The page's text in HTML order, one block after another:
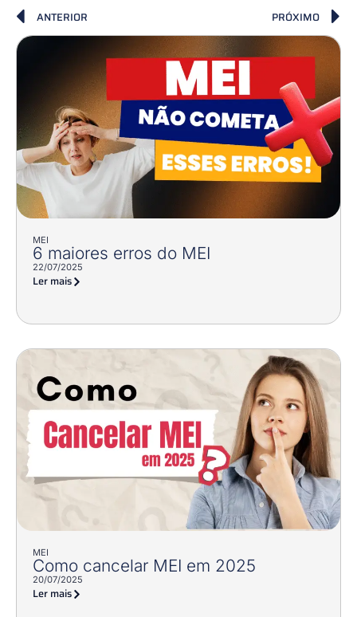
ANTERIOR PRÓXIMO
MEI
6 maiores erros do MEI
22/07/2025
Ler mais
MEI
Como cancelar MEI em 2025
20/07/2025
Ler mais